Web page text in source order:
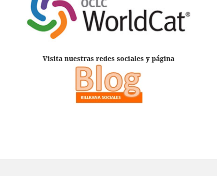
Visita nuestras redes sociales y página